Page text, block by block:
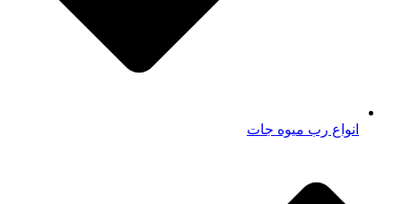
انواع رب میوه جات